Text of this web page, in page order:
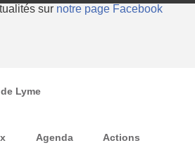
sur notre page Facebook
Lyme
Agenda Actions